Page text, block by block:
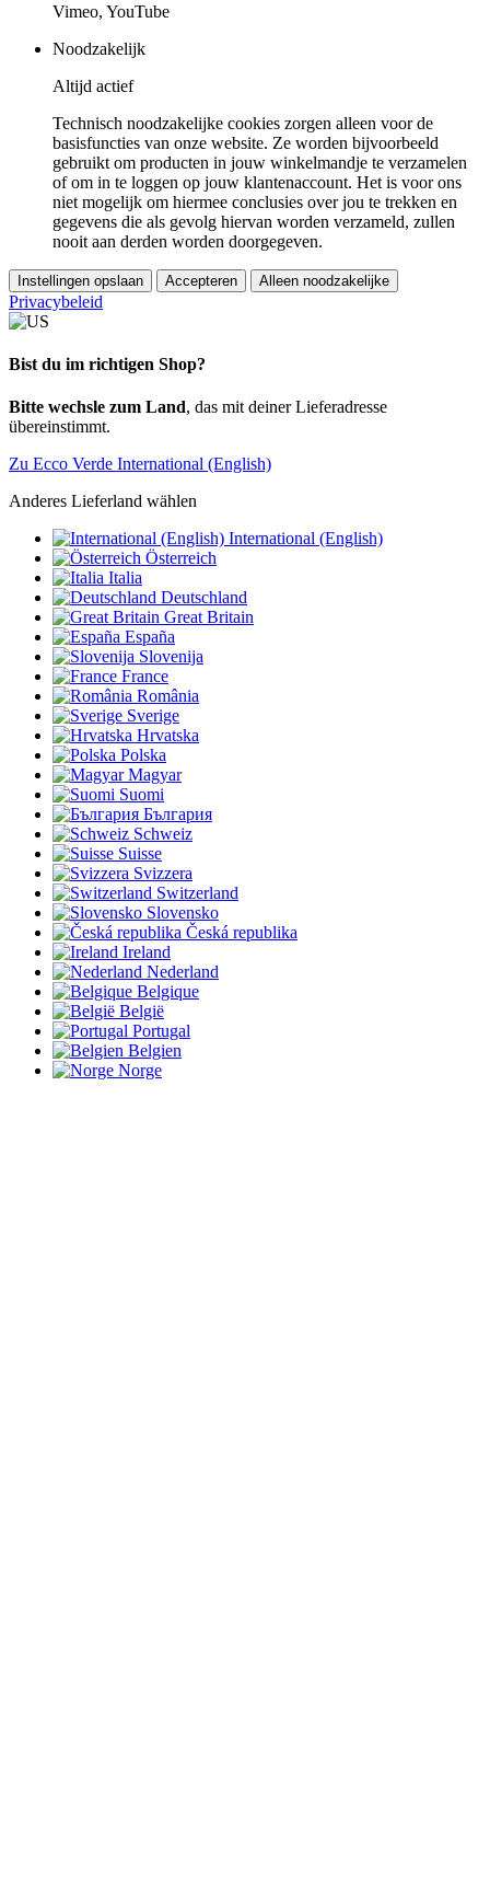
Vimeo, YouTube
Noodzakelijk
Altijd actief
Technisch noodzakelijke cookies zorgen alleen voor de
basisfuncties van onze website. Ze worden bijvoorbeeld
gebruikt om producten in jouw winkelmandje te verzamelen
of om in te loggen op jouw klantenaccount. Het is voor ons
niet mogelijk om hiermee conclusies over jou te trekken en
gegevens die als gevolg hiervan worden verzameld, zullen
nooit aan derden worden doorgegeven.
Instellingen opslaan Accepteren Alleen noodzakelijke
Privacybeleid
Bist du im richtigen Shop?
Bitte wechsle zum Land, das mit deiner Lieferadresse
übereinstimmt.
Zu Ecco Verde International (English)
Anderes Lieferland wählen
International (English)
Österreich
Italia
Deutschland
Great Britain
España
Slovenija
France
România
Sverige
Hrvatska
Polska
Magyar
Suomi
България
Schweiz
Suisse
Svizzera
Switzerland
Slovensko
Česká republika
Ireland
Nederland
Belgique
België
Portugal
Belgien
Norge